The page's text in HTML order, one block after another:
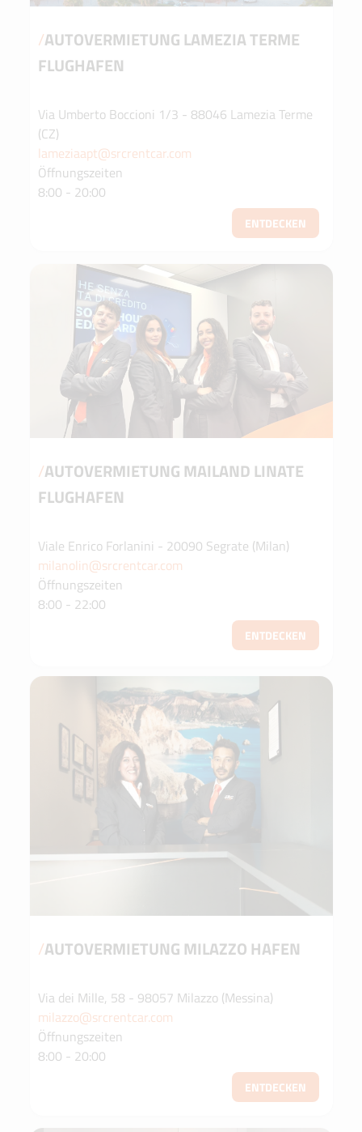
/AUTOVERMIETUNG LAMEZIA TERME
FLUGHAFEN
Via Umberto Boccioni 1/3 - 88046 Lamezia Terme
(CZ)
lameziaapt@srcrentcar.com
Öffnungszeiten
8:00 - 20:00
ENTDECKEN
/AUTOVERMIETUNG MAILAND LINATE
FLUGHAFEN
Viale Enrico Forlanini - 20090 Segrate (Milan)
milanolin@srcrentcar.com
Öffnungszeiten
8:00 - 22:00
ENTDECKEN
/AUTOVERMIETUNG MILAZZO HAFEN
Via dei Mille, 58 - 98057 Milazzo (Messina)
milazzo@srcrentcar.com
Öffnungszeiten
8:00 - 20:00
ENTDECKEN